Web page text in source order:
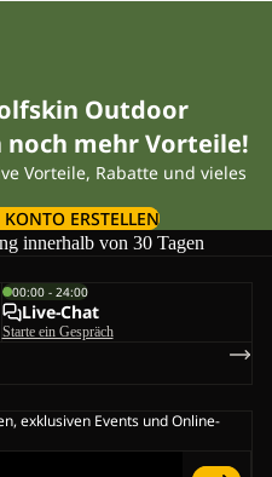
Outdoor
mehr Vorteile!
Vorteile, Rabatte und vieles
KONTO ERSTELLEN
innerhalb von 30 Tagen
00:00 - 24:00
Live-Chat
Starte ein Gespräch
exklusiven Events und Online-